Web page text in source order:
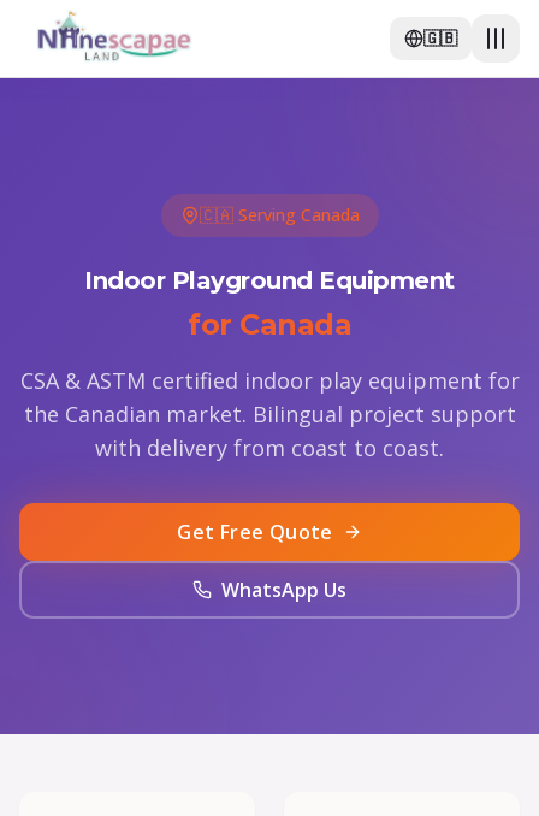
🇬🇧
🇨🇦 Serving Canada
Indoor Playground Equipment
for Canada
CSA & ASTM certified indoor play equipment for
the Canadian market. Bilingual project support
with delivery from coast to coast.
Get Free Quote
WhatsApp Us